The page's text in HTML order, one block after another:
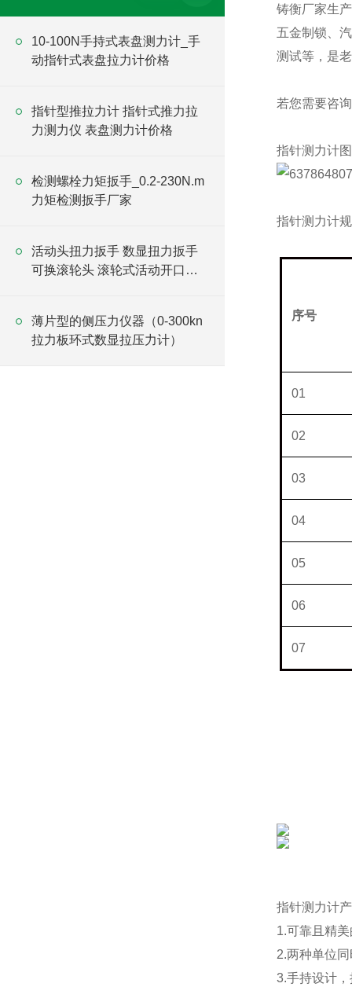
10-100N手持式表盘测力计_手
动指针式表盘拉力计价格
指针型推拉力计 指针式推力拉
力测力仪 表盘测力计价格
检测螺栓力矩扳手_0.2-230N.m
力矩检测扳手厂家
活动头扭力扳手 数显扭力扳手
可换滚轮头 滚轮式活动开口头
薄片型的侧压力仪器（0-300kn
拉力板环式数显拉压力计）
铸衡厂家生
五金制锁、
测试等，是
若您需要咨
指针测力计
指针测力计
序号
01
02
03
04
05
06
07
指针测力计
1.可靠且精
2.两种单位
3.手持设计